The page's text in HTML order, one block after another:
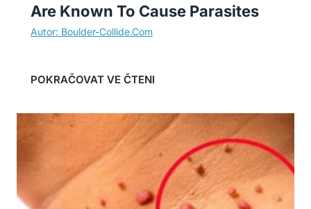
Are Known To Cause Parasites